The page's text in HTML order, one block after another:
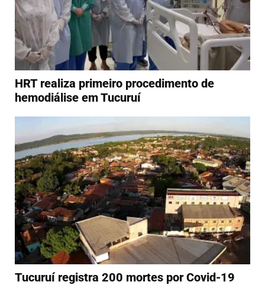
HRT realiza primeiro procedimento de
hemodiálise em Tucuruí
Tucuruí registra 200 mortes por Covid-19